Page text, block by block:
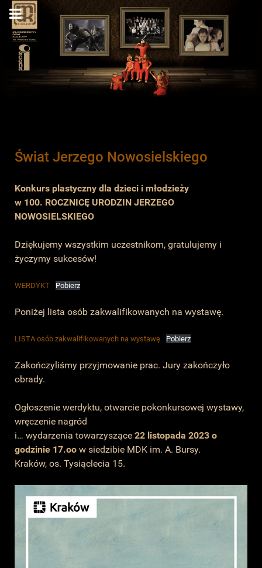
Świat Jerzego Nowosielskiego
Konkurs plastyczny dla dzieci i młodzieży
w 100. ROCZNICĘ URODZIN JERZEGO
NOWOSIELSKIEGO
Dziękujemy wszystkim uczestnikom, gratulujemy i
życzymy sukcesów!
WERDYKT Pobierz
Poniżej lista osób zakwalifikowanych na wystawę.
LISTA osób zakwalifikowanych na wystawę Pobierz
Zakończyliśmy przyjmowanie prac. Jury zakończyło
obrady.
Ogłoszenie werdyktu, otwarcie pokonkursowej wystawy,
wręczenie nagród
i… wydarzenia towarzyszące 22 listopada 2023 o
godzinie 17.oo w siedzibie MDK im. A. Bursy.
Kraków, os. Tysiąclecia 15.